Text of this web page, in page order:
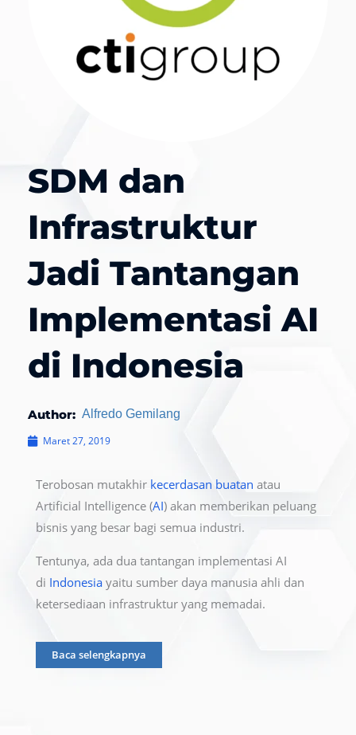
SDM dan
Infrastruktur
Jadi Tantangan
Implementasi AI
di Indonesia
Author: Alfredo Gemilang
Maret 27, 2019
Terobosan mutakhir kecerdasan buatan atau
Artificial Intelligence (AI) akan memberikan peluang
bisnis yang besar bagi semua industri.
Tentunya, ada dua tantangan implementasi AI
di Indonesia yaitu sumber daya manusia ahli dan
ketersediaan infrastruktur yang memadai.
Baca selengkapnya